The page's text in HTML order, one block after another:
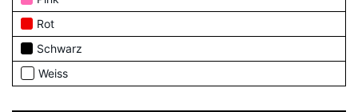
Rot
Schwarz
Weiss